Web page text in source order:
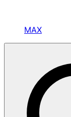
MAX